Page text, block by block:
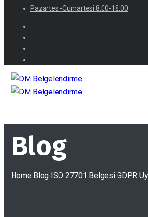
Pazartesi-Cumartesi 8:00-18:00
Blog
Home Blog ISO 27701 Belgesi GDPR